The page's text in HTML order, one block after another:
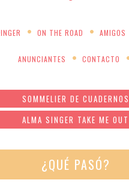
ON THE ROAD AMIGOS
ANUNCIANTES CONTACTO
SOMMELIER DE CUADERNOS
ALMA SINGER TAKE ME OUT
¿QUÉ PASÓ?